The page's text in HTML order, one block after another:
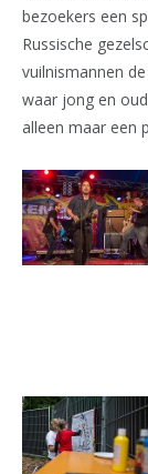
bezoekers een
Russische
vuilnismannen
waar jong en
alleen maar een